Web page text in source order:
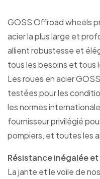
GOSS Offroad wheels
acier la plus large et
allient robustesse et
tous les besoins et tous
Les roues en acier
testées pour les
les normes
fournisseur privilégié
pompiers, et toutes les
Résistance inégalée
La jante et le voile de